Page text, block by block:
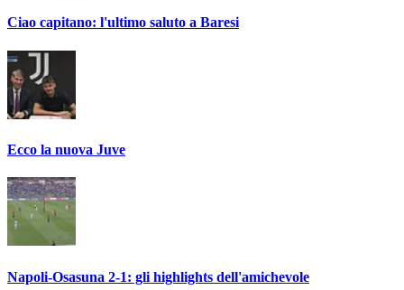
Ciao capitano: l'ultimo saluto a Baresi
Ecco la nuova Juve
Napoli-Osasuna 2-1: gli highlights dell'amichevole